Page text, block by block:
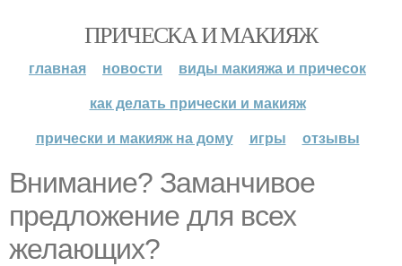
ПРИЧЕСКА И МАКИЯЖ
главная новости
виды макияжа и причесок
как делать прически и макияж
прически и макияж на дому
игры отзывы
Внимание? Заманчивое
предложение для всех
желающих?